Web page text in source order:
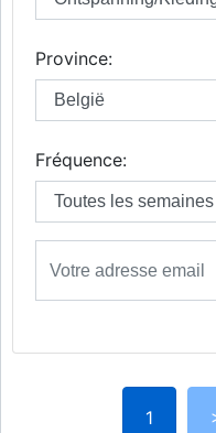
Province:
Fréquence:
1